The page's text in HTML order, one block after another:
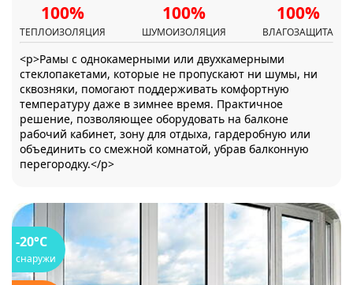
100%
ТЕПЛОИЗОЛЯЦИЯ
100%
ШУМОИЗОЛЯЦИЯ
100%
ВЛАГОЗАЩИТА
<p>Рамы с однокамерными или двухкамерными
стеклопакетами, которые не пропускают ни шумы, ни
сквозняки, помогают поддерживать комфортную
температуру даже в зимнее время. Практичное
решение, позволяющее оборудовать на балконе
рабочий кабинет, зону для отдыха, гардеробную или
объединить со смежной комнатой, убрав балконную
перегородку.</p>
-20°C
снаружи